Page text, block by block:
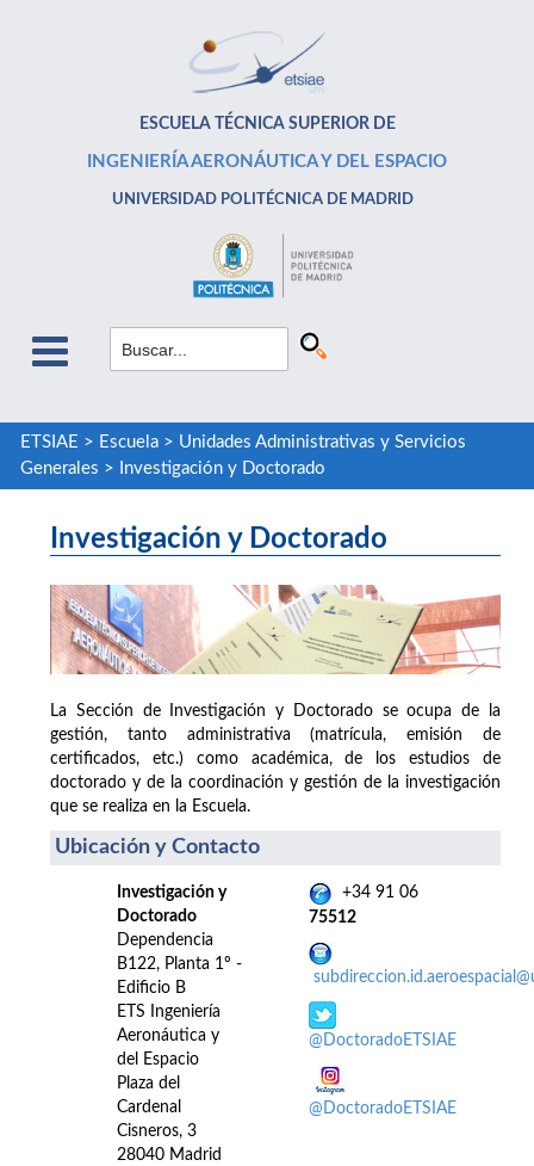
ESCUELA TÉCNICA SUPERIOR DE
INGENIERÍA AERONÁUTICA Y DEL ESPACIO
UNIVERSIDAD POLITÉCNICA DE MADRID
ETSIAE > Escuela> Unidades Administrativas y Servicios
Generales > Investigación y Doctorado
Investigación y Doctorado
La Sección de Investigación y Doctorado se ocupa de la
gestión, tanto administrativa (matrícula, emisión de
certificados, etc.) como académica, de los estudios de
doctorado y de la coordinación y gestión de la investigación
que se realiza en la Escuela.
Ubicación y Contacto
Investigación y
Doctorado
Dependencia
B122, Planta 1º -
Edificio B
ETS Ingeniería
Aeronáutica y
del Espacio
Plaza del
Cardenal
Cisneros, 3
28040 Madrid
+34 91 06
75512
@DoctoradoETSIAE
@DoctoradoETSIAE